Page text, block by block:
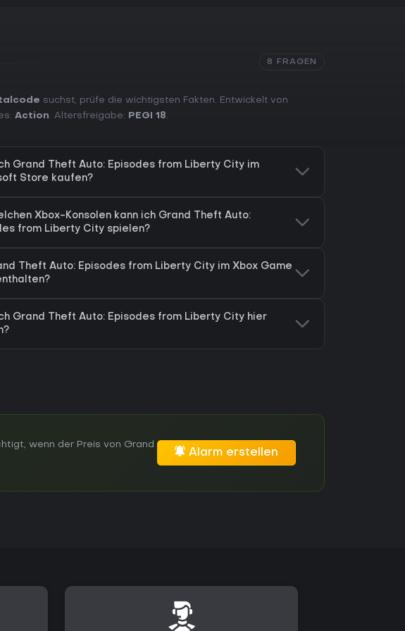
8 FRAGEN
suchst, prüfe die wichtigsten Fakten. Entwickelt von
Action. Altersfreigabe: PEGI 18.
Grand Theft Auto: Episodes from Liberty City im
Store kaufen?
Xbox-Konsolen kann ich Grand Theft Auto:
from Liberty City spielen?
Theft Auto: Episodes from Liberty City im Xbox Game
Grand Theft Auto: Episodes from Liberty City hier
wenn der Preis von Grand
Alarm erstellen